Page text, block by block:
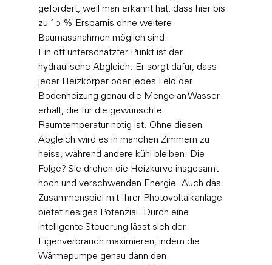
gefördert, weil man erkannt hat, dass hier bis
zu 15 % Ersparnis ohne weitere
Baumassnahmen möglich sind.
Ein oft unterschätzter Punkt ist der
hydraulische Abgleich. Er sorgt dafür, dass
jeder Heizkörper oder jedes Feld der
Bodenheizung genau die Menge an Wasser
erhält, die für die gewünschte
Raumtemperatur nötig ist. Ohne diesen
Abgleich wird es in manchen Zimmern zu
heiss, während andere kühl bleiben. Die
Folge? Sie drehen die Heizkurve insgesamt
hoch und verschwenden Energie. Auch das
Zusammenspiel mit Ihrer Photovoltaikanlage
bietet riesiges Potenzial. Durch eine
intelligente Steuerung lässt sich der
Eigenverbrauch maximieren, indem die
Wärmepumpe genau dann den